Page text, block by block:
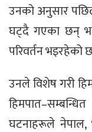
उनको अनुसार
घट्दै गएका छन्
परिवर्तन भइरहेको
उनले विशेष गरी
घटनाहरूले नेपाल,